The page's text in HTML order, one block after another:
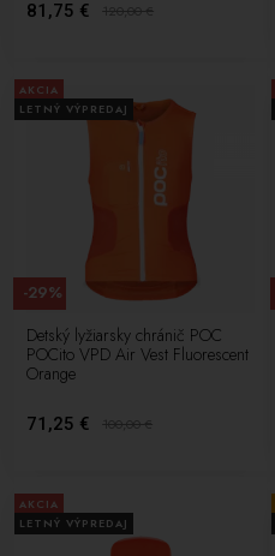
81,75 € 120,00€
AKCIA
LETNÝ VÝPREDAJ
Detský lyžiarsky chránič POC
POCito VPD Air Vest Fluorescent
Orange
71,25 € 100,00€
-29%
AKCIA
LETNÝ VÝPREDAJ